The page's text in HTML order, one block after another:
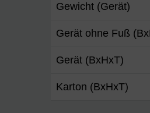
Gewicht (Gerät)
Gerät ohne Fuß
Gerät (BxHxT)
Karton (BxHxT)